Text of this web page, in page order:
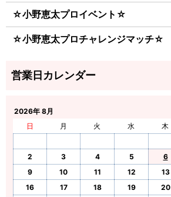
☆小野恵太プロイベント☆
☆小野恵太プロチャレンジマッチ☆
2026年 8月
日
月 火 水 木
2
3 4 5 6
9
10 11 12 13
16
17 18 19 20